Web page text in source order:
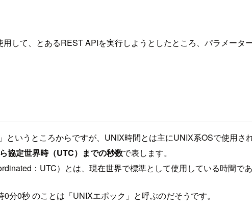
して、とあるREST APIを実行しようとしたところ、パラメー
というところからですが、UNIX時間とは主にUNIX系OSで使用さ
協定世界時（UTC）までの秒数で表します。
：UTC）とは、現在世界で標準として使用している時間で
分0秒 のことは「UNIXエポック」と呼ぶのだそうです。